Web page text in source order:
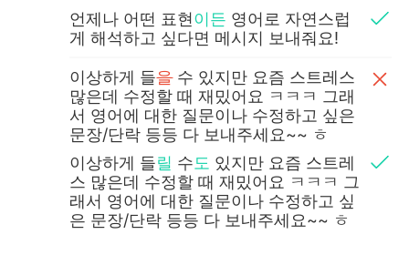
Italiano Türkçe
Tiếng Việt
언제나 어떤 표현이든 영어로 자연스럽
게 해석하고 싶다면 메시지 보내줘요!
이상하게 들을수 있지만 요즘 스트레스
많은데 수정할 때 재밌어요 ㅋㅋㅋ 그래
서 영어에 대한 질문이나 수정하고 싶은
문장/단락 등등 다 보내주세요~~ ㅎ
이상하게 들릴 수도 있지만 요즘 스트레
스 많은데 수정할 때 재밌어요 ㅋㅋㅋ 그
래서 영어에 대한 질문이나 수정하고 싶
은 문장/단락 등등 다 보내주세요~~ ㅎ